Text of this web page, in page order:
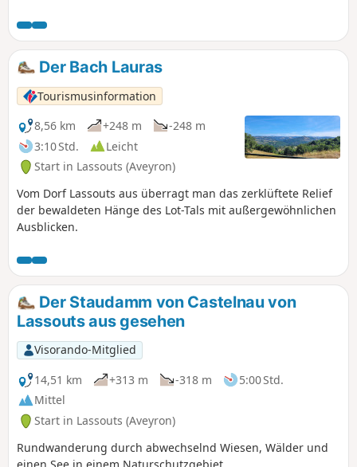
Der Bach Lauras
Tourismusinformation
8,56 km
+248 m
-248 m
3:10 Std.
Leicht
Start in Lassouts (Aveyron)
Vom Dorf Lassouts aus überragt man das zerklüftete Relief
der bewaldeten Hänge des Lot-Tals mit außergewöhnlichen
Ausblicken.
Der Staudamm von Castelnau von
Lassouts aus gesehen
Visorando-Mitglied
14,51 km
+313 m -318 m
5:00 Std.
Mittel
Start in Lassouts (Aveyron)
Rundwanderung durch abwechselnd Wiesen, Wälder und